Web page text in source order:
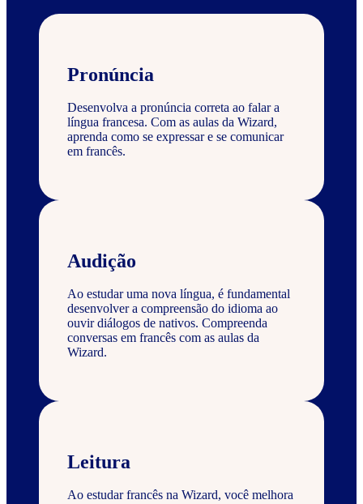
Pronúncia
Desenvolva a pronúncia correta ao falar a
língua francesa. Com as aulas da Wizard,
aprenda como se expressar e se comunicar
em francês.
Audição
Ao estudar uma nova língua, é fundamental
desenvolver a compreensão do idioma ao
ouvir diálogos de nativos. Compreenda
conversas em francês com as aulas da
Wizard.
Leitura
Ao estudar francês na Wizard, você melhora